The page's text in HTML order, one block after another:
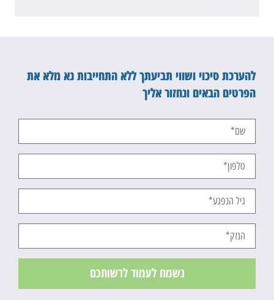
להערכת סיכוי ושווי תביעתך ללא התחייבות נא מלא את
הפרטים הבאים ונחזור אליך
נשמח לעמוד לרשותכם